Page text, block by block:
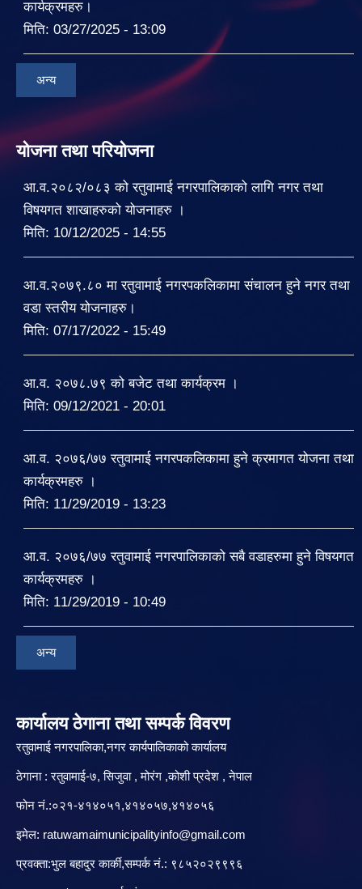
कार्यक्रमहरु।
मिति: 03/27/2025 - 13:09
अन्य
योजना तथा परियोजना
आ.व.२०८२/०८३ को रतुवामाई नगरपालिकाको लागि नगर तथा
विषयगत शाखाहरुको योजनाहरु ।
मिति: 10/12/2025 - 14:55
आ.व.२०७९.८० मा रतुवामाई नगरपकलिकामा संचालन हुने नगर तथा
वडा स्तरीय योजनाहरु।
मिति: 07/17/2022 - 15:49
आ.व. २०७८.७९ को बजेट तथा कार्यक्रम ।
मिति: 09/12/2021 - 20:01
आ.व. २०७६/७७ रतुवामाई नगरपकलिकामा हुने क्रमागत योजना तथा
कार्यक्रमहरु ।
मिति: 11/29/2019 - 13:23
आ.व. २०७६/७७ रतुवामाई नगरपालिकाको सबै वडाहरुमा हुने विषयगत
कार्यक्रमहरु ।
मिति: 11/29/2019 - 10:49
अन्य
कार्यालय ठेगाना तथा सम्पर्क विवरण
रतुवामाई नगरपालिका,नगर कार्यपालिकाको कार्यालय
ठेगाना : रतुवामाई-७, सिजुवा , मोरंग ,कोशी प्रदेश , नेपाल
फोन नं.:०२१-४१४०५१,४१४०५७,४१४०५६
इमेल: ratuwamaimunicipalityinfo@gmail.com
प्रवक्ता:भुल बहादुर कार्की,सम्पर्क नं.: ९८५२०२९९९६